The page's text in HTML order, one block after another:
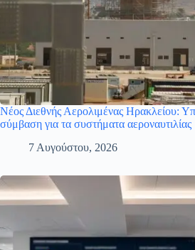
Νέος Διεθνής Αερολιμένας Ηρακλείου:
σύμβαση για τα συστήματα αεροναυτιλίας
7 Αυγούστου, 2026